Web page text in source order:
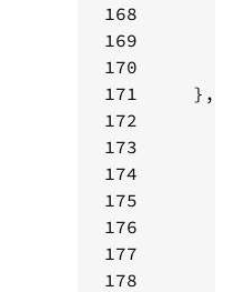
168
169
170
171
172
173
174
175
176
177
178